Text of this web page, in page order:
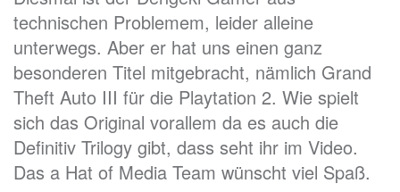
technischen Problemem, leider alleine
unterwegs. Aber er hat uns einen ganz
besonderen Titel mitgebracht, nämlich Grand
Theft Auto III für die Playtation 2. Wie spielt
sich das Original vorallem da es auch die
Definitiv Trilogy gibt, dass seht ihr im Video.
Das a Hat of Media Team wünscht viel Spaß.